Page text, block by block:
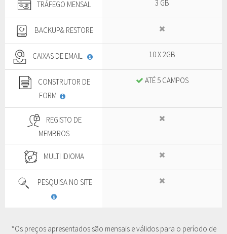
TRÁFEGO MENSAL 3 GB
BACKUP& RESTORE
CAIXAS DE EMAIL 10 X 2GB
CONSTRUTOR DE
FORM
ATÉ 5 CAMPOS
REGISTO DE
MEMBROS
MULTI IDIOMA
PESQUISA NO SITE
*Os preços apresentados são mensais e válidos para o período de